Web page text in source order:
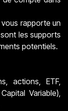
rapporte un
les supports
potentiels.
actions, ETF,
Variable),